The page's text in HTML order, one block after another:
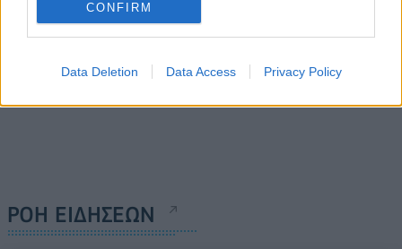
CONFIRM
Data Deletion Data Access Privacy Policy
ΡΟΗ ΕΙΔΗΣΕΩΝ